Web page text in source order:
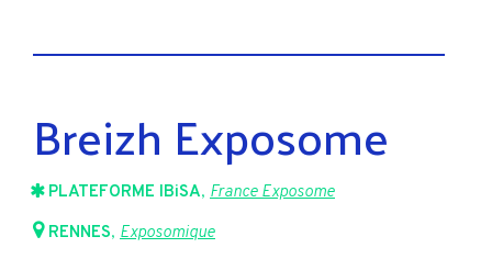
Breizh Exposome
PLATEFORME IBiSA, France Exposome
RENNES, Exposomique